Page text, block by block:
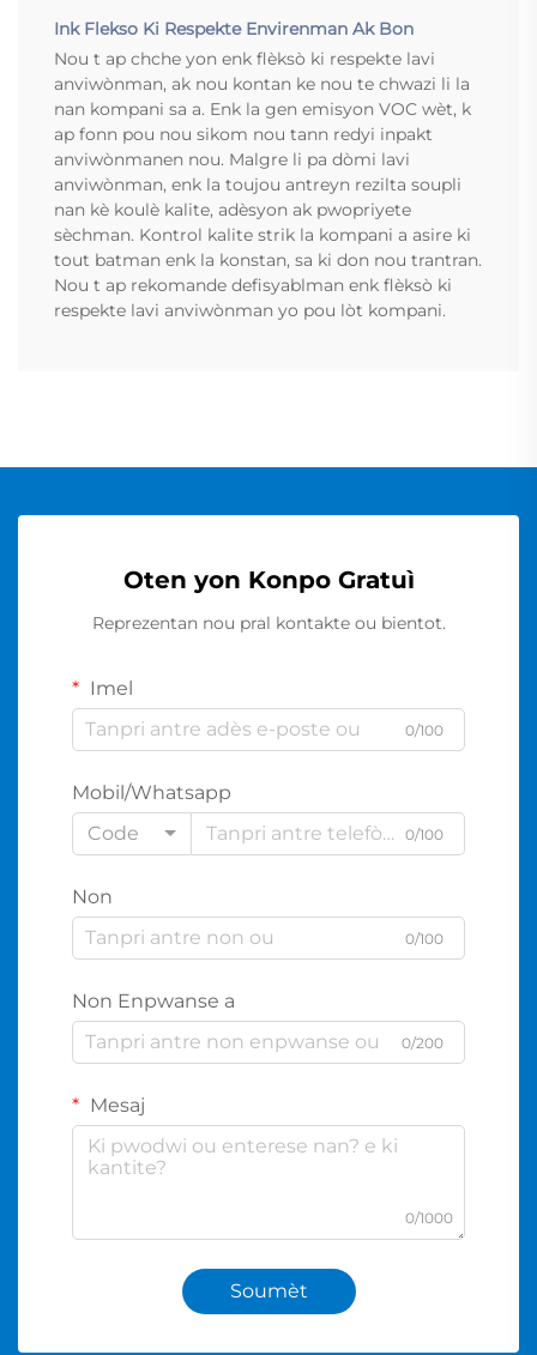
Ink Flekso Ki Respekte Envirenman Ak Bon
Nou t ap chche yon enk flèksò ki respekte lavi
anviwònman, ak nou kontan ke nou te chwazi li la
nan kompani sa a. Enk la gen emisyon VOC wèt, k
ap fonn pou nou sikom nou tann redyi inpakt
anviwònmanen nou. Malgre li pa dòmi lavi
anviwònman, enk la toujou antreyn rezilta soupli
nan kè koulè kalite, adèsyon ak pwopriyete
sèchman. Kontrol kalite strik la kompani a asire ki
tout batman enk la konstan, sa ki don nou trantran.
Nou t ap rekomande defisyablman enk flèksò ki
respekte lavi anviwònman yo pou lòt kompani.
Oten yon Konpo Gratuì
Reprezentan nou pral kontakte ou bientot.
Imel
0/100
Mobil/Whatsapp
Code
0/100
Non
0/100
Non Enpwanse a
0/200
Mesaj
0/1000
Soumèt